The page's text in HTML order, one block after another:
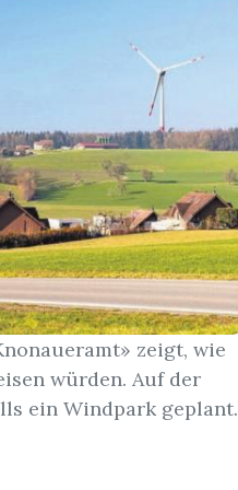
zeigt, wie
würden. Auf der
ein Windpark geplant.